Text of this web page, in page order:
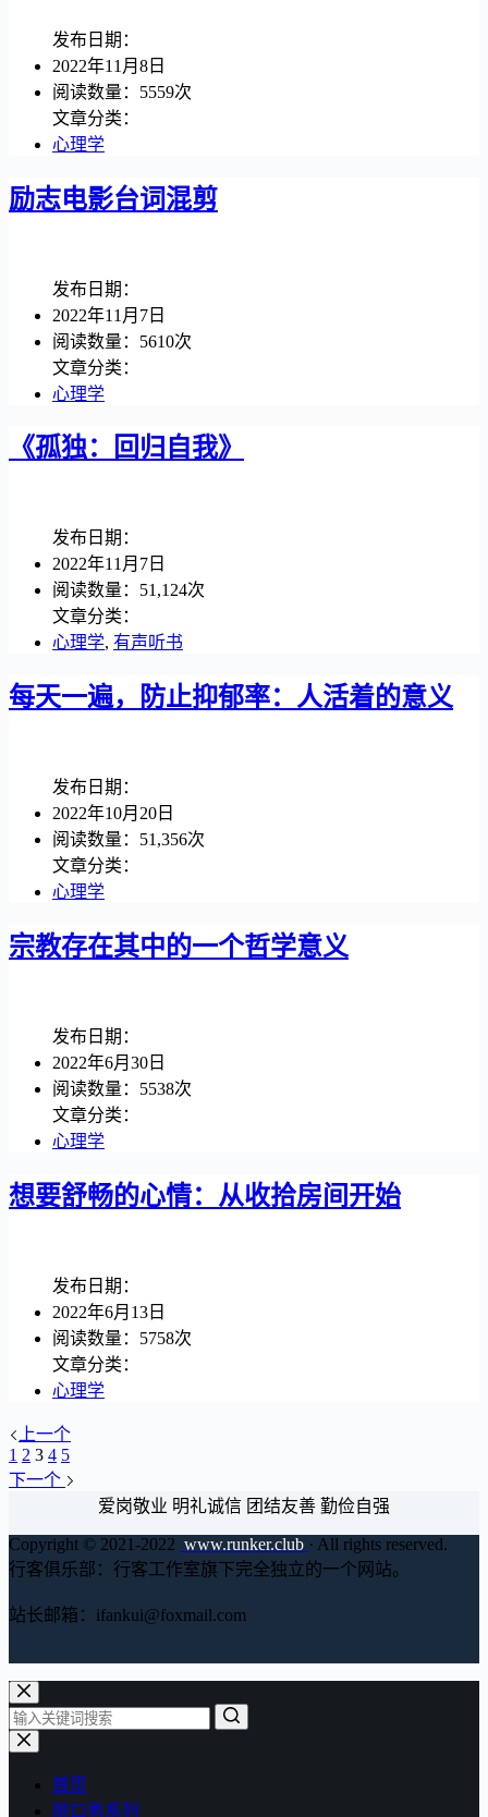
发布日期：
2022年11月8日
阅读数量：5559次
文章分类：
心理学
励志电影台词混剪
发布日期：
2022年11月7日
阅读数量：5610次
文章分类：
心理学
《孤独：回归自我》
发布日期：
2022年11月7日
阅读数量：51,124次
文章分类：
心理学, 有声听书
每天一遍，防止抑郁率：人活着的意义
发布日期：
2022年10月20日
阅读数量：51,356次
文章分类：
心理学
宗教存在其中的一个哲学意义
发布日期：
2022年6月30日
阅读数量：5538次
文章分类：
心理学
想要舒畅的心情：从收拾房间开始
发布日期：
2022年6月13日
阅读数量：5758次
文章分类：
心理学
上一个
1 2 3 4 5
下一个
爱岗敬业 明礼诚信 团结友善 勤俭自强
Copyright © 2021-2022 www.runker.club · All rights reserved.
行客俱乐部：行客工作室旗下完全独立的一个网站。
站长邮箱：ifankui@foxmail.com
首页
脱口秀系列